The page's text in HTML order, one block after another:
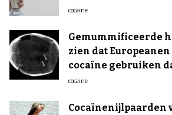
cocaine
Gemummificeerde
zien dat
cocaïne gebruiken
cocaine
Cocaïnenijlpaarden